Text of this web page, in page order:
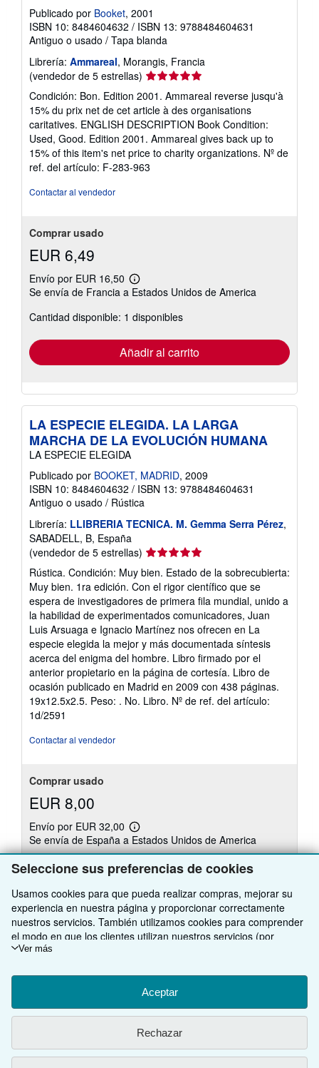
Seleccione sus preferencias de cookies
Usamos cookies para que pueda realizar compras, mejorar su
experiencia en nuestra página y proporcionar correctamente
nuestros servicios. También utilizamos cookies para comprender
el modo en que los clientes utilizan nuestros servicios (por
ejemplo, midiendo las visitas al sitio) y así poder realizar mejoras.
para mostrar contenido relevante en los anuncios y medir el
rendimiento de los mismos. Elija Rechazar si noestá de acuerdo
o Personalizar para obtener más información. Puede cambiar sus
opciones en cualquier momento visitando las
Para saber más sobre cómo se utilizan las cookies, visite
nuestroAviso de cookies. Para saber más sobre cómo usa
Ver más
Aceptar
Rechazar
Publicado por Booket, 2001
ISBN 10: 8484604632 / ISBN 13: 9788484604631
Antiguo o usado / Tapa blanda
Librería: Ammareal, Morangis, Francia
(vendedor de 5 estrellas) Calificación
vendedor:
5
de
5
estrellas
Condición: Bon. Edition 2001. Ammareal reverse jusqu'à
15% du prix net de cet article à des organisations
caritatives. ENGLISH DESCRIPTION Book Condition:
Used, Good. Edition 2001. Ammareal gives back up to
15% of this item's net price to charity organizations. Nº de
ref. del artículo: F-283-963
Contactar al vendedor
Comprar usado
EUR 6,49
Envío por EUR 16,50
Más
información
las
tarifas
envío
Se envía de Francia a Estados Unidos de America
Cantidad disponible: 1 disponibles
Añadir al carrito
LA ESPECIE ELEGIDA. LA LARGA
MARCHA DE LA EVOLUCIÓN HUMANA
LA ESPECIE ELEGIDA
Publicado por BOOKET, MADRID, 2009
ISBN 10: 8484604632 / ISBN 13: 9788484604631
Antiguo o usado / Rústica
Librería: LLIBRERIA TECNICA. M. Gemma Serra Pérez,
SABADELL, B, España
(vendedor de 5 estrellas) Calificación
vendedor:
5
de
5
estrellas
Rústica. Condición: Muy bien. Estado de la sobrecubierta:
Muy bien. 1ra edición. Con el rigor científico que se
espera de investigadores de primera fila mundial, unido a
la habilidad de experimentados comunicadores, Juan
Luis Arsuaga e Ignacio Martínez nos ofrecen en La
especie elegida la mejor y más documentada síntesis
acerca del enigma del hombre. Libro firmado por el
anterior propietario en la página de cortesía. Libro de
ocasión publicado en Madrid en 2009 con 438 páginas.
19x12.5x2.5. Peso: . No. Libro. Nº de ref. del artículo:
1d/2591
Contactar al vendedor
Comprar usado
EUR 8,00
Envío por EUR 32,00
Más
información
sobre
tarifas
envío
Se envía de España a Estados Unidos de America
Cantidad disponible: 1 disponibles
Añadir al carrito
VOLVER AL INICIO